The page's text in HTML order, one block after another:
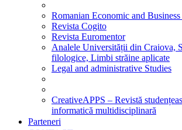
Romanian Economic and
Revista Cogito
Revista Euromentor
Analele Universității din Craiova,
filologice, Limbi străine aplicate
Legal and administrative Studies
CreativeAPPS – Revistă
informatică multidisciplinară
Parteneri